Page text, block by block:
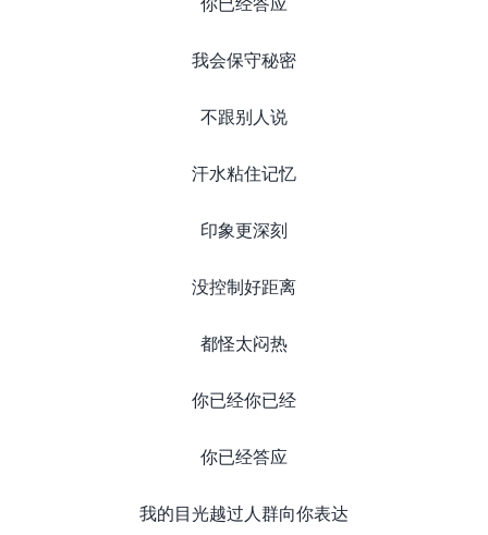
我会保守秘密
不跟别人说
汗水粘住记忆
印象更深刻
没控制好距离
都怪太闷热
你已经你已经
你已经答应
我的目光越过人群向你表达